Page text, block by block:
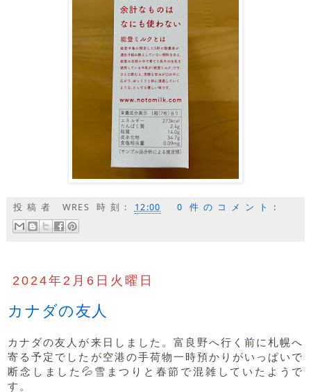
投稿者 WRES 時刻: 12:00 0 件のコメント:
2024年2月6日火曜日
カナダの友人
カナダの友人が来日しました。富良野へ行く前に札幌へ
寄る予定でしたが空港の手荷物一時預かりがいっぱいで
断念しました💦雪まつりと春節で混雑していたようで
す。